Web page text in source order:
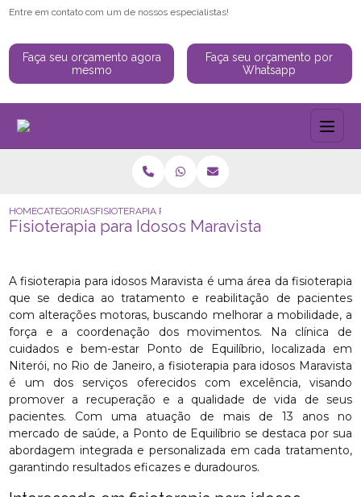
Entre em contato com um de nossos especialistas!
Faça seu orçamento agora
mesmo
Faça seu orçamento por
Whatsapp
HOMECATEGORIASFISIOTERAPIA PARA IDOSOS MARAVISTA
Fisioterapia para Idosos Maravista
A fisioterapia para idosos Maravista é uma área da fisioterapia
que se dedica ao tratamento e reabilitação de pacientes
com alterações motoras, buscando melhorar a mobilidade, a
força e a coordenação dos movimentos. Na clínica de
cuidados e bem-estar Ponto de Equilíbrio, localizada em
Niterói, no Rio de Janeiro, a fisioterapia para idosos Maravista
é um dos serviços oferecidos com excelência, visando
promover a recuperação e a qualidade de vida de seus
pacientes. Com uma atuação de mais de 13 anos no
mercado de saúde, a Ponto de Equilíbrio se destaca por sua
abordagem integrada e personalizada em cada tratamento,
garantindo resultados eficazes e duradouros.